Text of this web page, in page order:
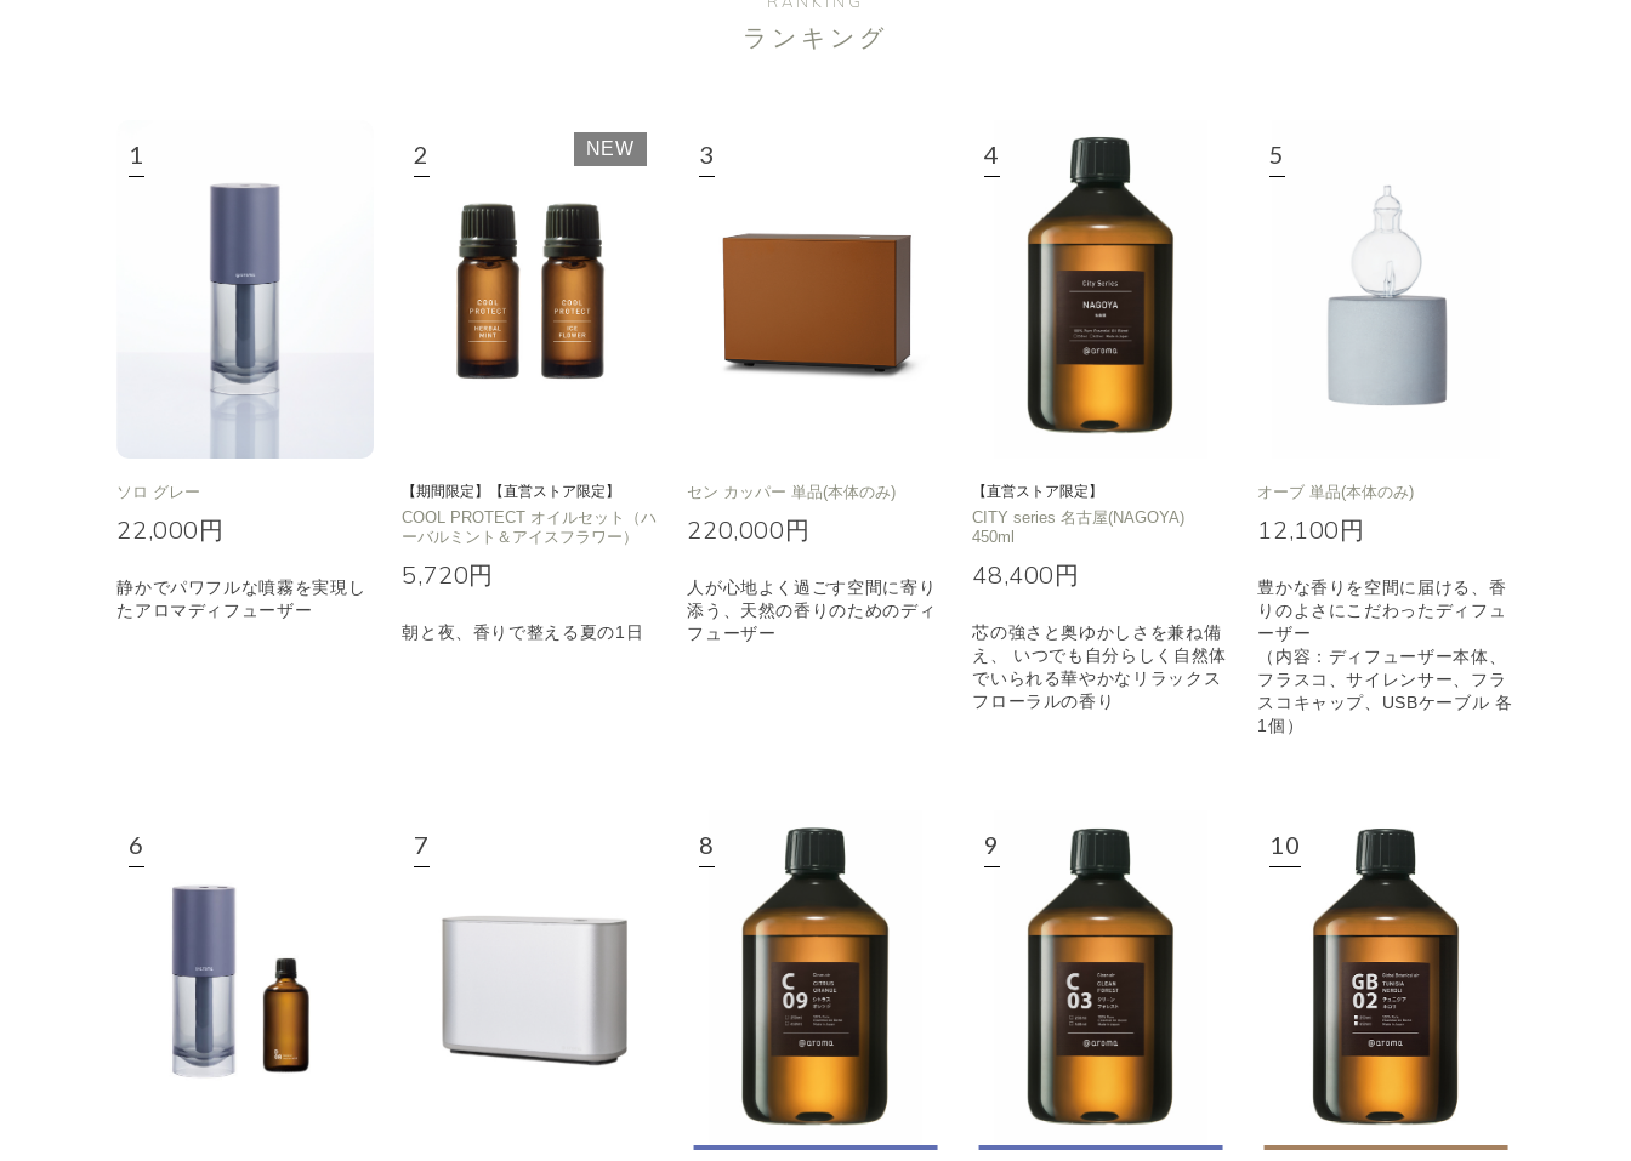
ランキング
ソロ グレー
22,000円
静かでパワフルな噴霧を実現し
たアロマディフューザー
NEW
【期間限定】【直営ストア限定】
COOL PROTECT オイルセット（ハ
ーバルミント＆アイスフラワー）
5,720円
朝と夜、香りで整える夏の1日
セン カッパー 単品(本体のみ)
220,000円
人が心地よく過ごす空間に寄り
添う、天然の香りのためのディ
フューザー
【直営ストア限定】
CITY series 名古屋(NAGOYA)
450ml
48,400円
芯の強さと奥ゆかしさを兼ね備
え、 いつでも自分らしく自然体
でいられる華やかなリラックス
フローラルの香り
オーブ 単品(本体のみ)
12,100円
豊かな香りを空間に届ける、香
りのよさにこだわったディフュ
ーザー
（内容：ディフューザー本体、
フラスコ、サイレンサー、フラ
スコキャップ、USBケーブル 各
1個）